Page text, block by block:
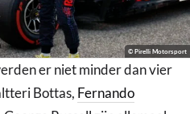
© Pirelli Motorsport
er niet minder dan vier
Bottas, Fernando